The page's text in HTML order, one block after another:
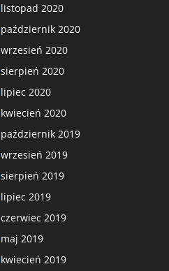
listopad 2020
październik 2020
wrzesień 2020
sierpień 2020
lipiec 2020
kwiecień 2020
październik 2019
wrzesień 2019
sierpień 2019
lipiec 2019
czerwiec 2019
maj 2019
kwiecień 2019